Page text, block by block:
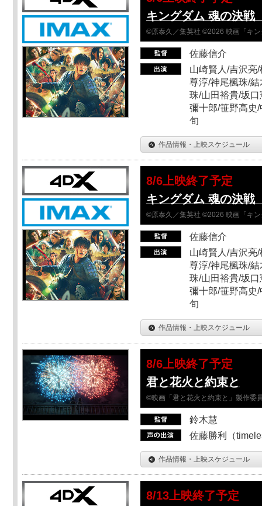
キングダム 魂の決
©原泰久／集英社 ©2026 映画「キ
佐藤信介
山崎賢人/吉沢亮
尊淳/神尾楓珠/
珠/山田裕貴/坂
彌十郎/笹野高史
旬
作品情報・上映スケジュール
8/6上映終了予定
キングダム 魂の決
©原泰久／集英社 ©2026 映画「キ
佐藤信介
山崎賢人/吉沢亮
尊淳/神尾楓珠/
珠/山田裕貴/坂
彌十郎/笹野高史
旬
作品情報・上映スケジュール
8/6上映終了予定
君と花火と約束と
©映画「君と花火と約束と」製作委
鈴木慧
佐藤勝利（
作品情報・上映スケジュール
8/13上映終了予定